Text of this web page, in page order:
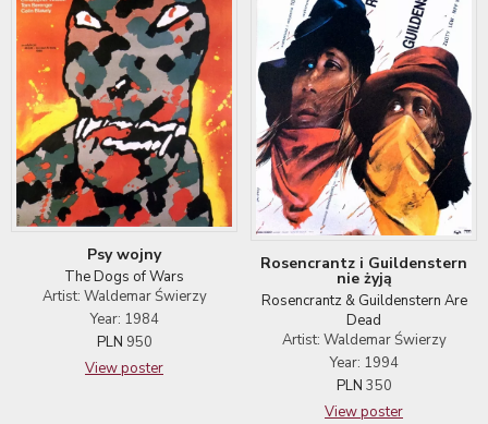
Psy wojny
The Dogs of Wars
Artist: Waldemar Świerzy
Year: 1984
PLN 950
View poster
Rosencrantz i Guildenstern
nie żyją
Rosencrantz & Guildenstern Are
Dead
Artist: Waldemar Świerzy
Year: 1994
PLN 350
View poster